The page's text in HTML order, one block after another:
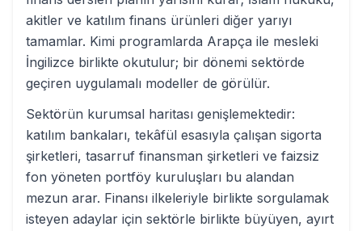
akitler ve katılım finans ürünleri diğer yarıyı
tamamlar. Kimi programlarda Arapça ile mesleki
İngilizce birlikte okutulur; bir dönemi sektörde
geçiren uygulamalı modeller de görülür.
Sektörün kurumsal haritası genişlemektedir:
katılım bankaları, tekâfül esasıyla çalışan sigorta
şirketleri, tasarruf finansman şirketleri ve faizsiz
fon yöneten portföy kuruluşları bu alandan
mezun arar. Finansı ilkeleriyle birlikte sorgulamak
isteyen adaylar için sektörle birlikte büyüyen, ayırt